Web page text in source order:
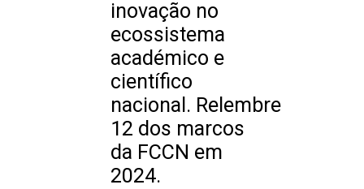
inovação no
ecossistema
académico e
científico
nacional. Relembre
12 dos marcos
da FCCN em
2024.